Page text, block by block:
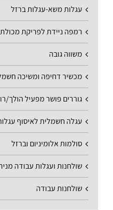
עגלות משא-עגלות ברזל
רמפה ניידת לפריקת מכולת
משווה גובה
מכשיר דחיפה ומשיכה
גוררים פושר מפעיל הולך/
עגלה חשמלית לאיסוף
סולמות אלומיניום וברזל
שולחנות ועגלות עבודה
שולחנות עבודה